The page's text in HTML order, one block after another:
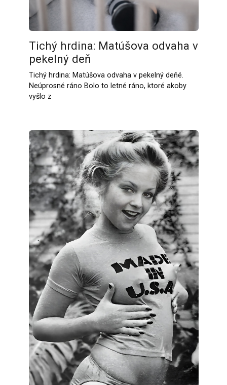
Tichý hrdina: Matúšova odvaha v
pekelný deň
Tichý hrdina: Matúšova odvaha v pekelný deňé.
Neúprosné ráno Bolo to letné ráno, ktoré akoby
vyšlo z